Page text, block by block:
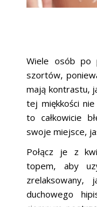
Wiele osób po
szortów,
mają kontrastu,
tej miękkości
to całkowicie
swoje miejsce,
Połącz je z
topem, aby
duchowego